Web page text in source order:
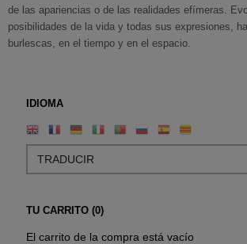
IDIOMA
TU CARRITO (0)
El carrito de la compra está vacío
de las apariencias o de las realidades efímeras.
posibilidades de la vida y todas sus expresiones,
burlescas, en el tiempo y en el espacio.